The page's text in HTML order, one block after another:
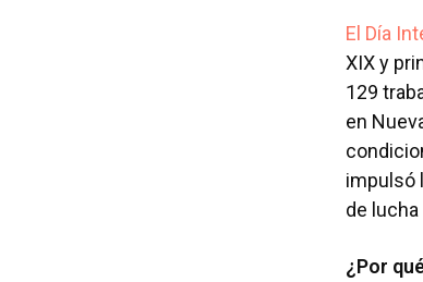
El Día
XIX y
129
en
impulsó
de
¿Por